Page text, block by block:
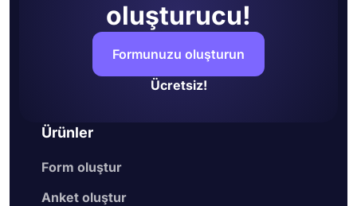
oluşturucu!
Formunuzu oluşturun
Ücretsiz!
Ürünler
Form oluştur
Anket oluştur